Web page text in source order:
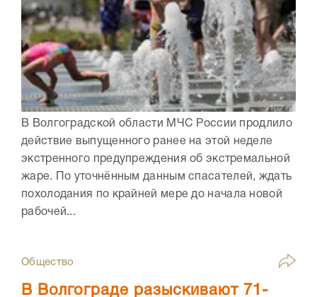
В Волгоградской области МЧС России продлило
действие выпущенного ранее на этой неделе
экстренного предупреждения об экстремальной
жаре. По уточнённым данным спасателей, ждать
похолодания по крайней мере до начала новой
рабочей...
Общество
В Волгограде разыскивают 71-